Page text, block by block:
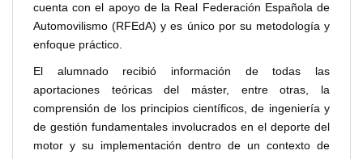
cuenta con el apoyo de la Real Federación Española de
Automovilismo (RFEdA) y es único por su metodología y
enfoque práctico.
El alumnado recibió información de todas las
aportaciones teóricas del máster, entre otras, la
comprensión de los principios científicos, de ingeniería y
de gestión fundamentales involucrados en el deporte del
motor y su implementación dentro de un contexto de